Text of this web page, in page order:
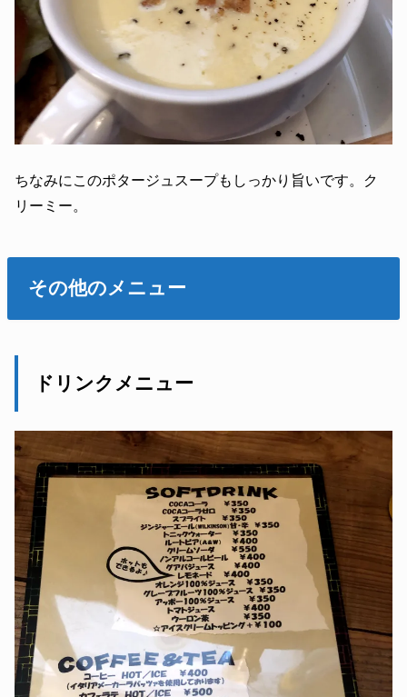
ちなみにこのポタージュスープもしっかり旨いです。ク
リーミー。
その他のメニュー
ドリンクメニュー